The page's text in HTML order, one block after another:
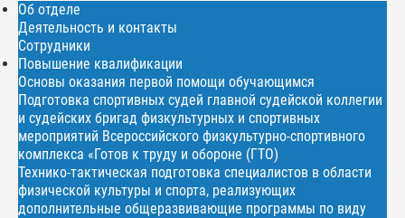
Об отделе
Деятельность и контакты
Сотрудники
Повышение квалификации
Основы оказания первой помощи обучающимся
Подготовка спортивных судей главной судейской коллегии
и судейских бригад физкультурных и спортивных
мероприятий Всероссийского физкультурно-спортивного
комплекса «Готов к труду и обороне (ГТО)
Технико-тактическая подготовка специалистов в области
физической культуры и спорта, реализующих
дополнительные общеразвивающие программы по виду